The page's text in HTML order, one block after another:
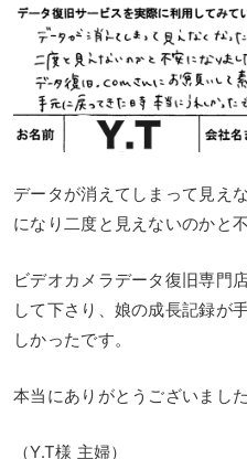
データが消えてしまって見え
になり二度と見えないのかと
ビデオカメラデータ復旧専門
して下さり、娘の成長記録が
しかったです。
本当にありがとうございました
（Y.T様 主婦）